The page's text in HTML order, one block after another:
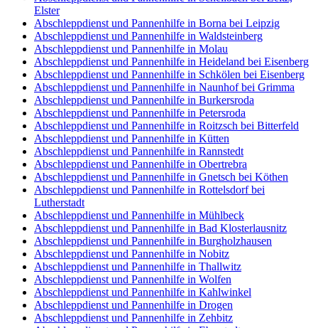
Elster
Abschleppdienst und Pannenhilfe in Borna bei Leipzig
Abschleppdienst und Pannenhilfe in Waldsteinberg
Abschleppdienst und Pannenhilfe in Molau
Abschleppdienst und Pannenhilfe in Heideland bei Eisenberg
Abschleppdienst und Pannenhilfe in Schkölen bei Eisenberg
Abschleppdienst und Pannenhilfe in Naunhof bei Grimma
Abschleppdienst und Pannenhilfe in Burkersroda
Abschleppdienst und Pannenhilfe in Petersroda
Abschleppdienst und Pannenhilfe in Roitzsch bei Bitterfeld
Abschleppdienst und Pannenhilfe in Kütten
Abschleppdienst und Pannenhilfe in Rannstedt
Abschleppdienst und Pannenhilfe in Obertrebra
Abschleppdienst und Pannenhilfe in Gnetsch bei Köthen
Abschleppdienst und Pannenhilfe in Rottelsdorf bei
Lutherstadt
Abschleppdienst und Pannenhilfe in Mühlbeck
Abschleppdienst und Pannenhilfe in Bad Klosterlausnitz
Abschleppdienst und Pannenhilfe in Burgholzhausen
Abschleppdienst und Pannenhilfe in Nobitz
Abschleppdienst und Pannenhilfe in Thallwitz
Abschleppdienst und Pannenhilfe in Wolfen
Abschleppdienst und Pannenhilfe in Kahlwinkel
Abschleppdienst und Pannenhilfe in Drogen
Abschleppdienst und Pannenhilfe in Zehbitz